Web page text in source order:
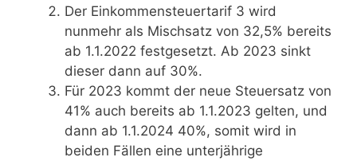
Der Einkommensteuertarif 3 wird
nunmehr als Mischsatz von 32,5% bereits
ab 1.1.2022 festgesetzt. Ab 2023 sinkt
dieser dann auf 30%.
Für 2023 kommt der neue Steuersatz von
41% auch bereits ab 1.1.2023 gelten, und
dann ab 1.1.2024 40%, somit wird in
beiden Fällen eine unterjährige